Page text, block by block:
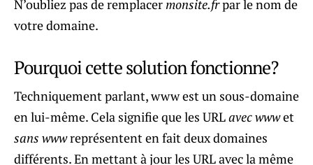
N’oubliez pas de remplacer monsite.frpar le nom de
votre domaine.
Pourquoi cette solution fonctionne?
Techniquement parlant, www est un sous-domaine
en lui-même. Cela signifie que les URLavec wwwet
sans wwwreprésentent en fait deux domaines
différents. En mettant à jour les URL avec la même